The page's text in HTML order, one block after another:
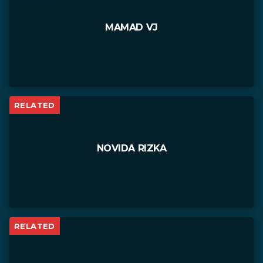
MAMAD VJ
RELATED
NOVIDA RIZKA
RELATED